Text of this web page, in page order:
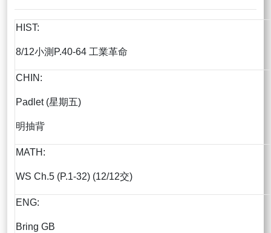
HIST:
8/12小測P.40-64 工業革命
CHIN:
Padlet (星期五)
明抽背
MATH:
WS Ch.5 (P.1-32) (12/12交)
ENG:
Bring GB